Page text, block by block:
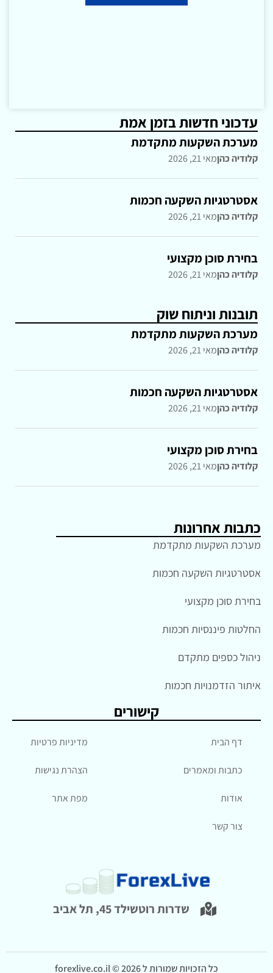
עדכוני חדשות בזמן אמת
מערכת השקעות מתקדמת
קלודיה כהןמאי 21, 2026
אסטרטגיות השקעה חכמות
קלודיה כהןמאי 21, 2026
בחירת סוכן מקצועי
קלודיה כהןמאי 21, 2026
תובנות וניתוח שוק
מערכת השקעות מתקדמת
קלודיה כהןמאי 21, 2026
אסטרטגיות השקעה חכמות
קלודיה כהןמאי 21, 2026
בחירת סוכן מקצועי
קלודיה כהןמאי 21, 2026
כתבות אחרונות
מערכת השקעות מתקדמת
אסטרטגיות השקעה חכמות
בחירת סוכן מקצועי
החלטות פיננסיות חכמות
ניהול כספים מתקדם
איתור הזדמנויות חכמות
קישורים
דף הבית
כתבות ומאמרים
אודות
צור קשר
מדיניות פרטיות
הצהרת נגישות
מפת אתר
שדרות רוטשילד 45, תל אביב
כל הזכויות שמורות ל forexlive.co.il © 2026